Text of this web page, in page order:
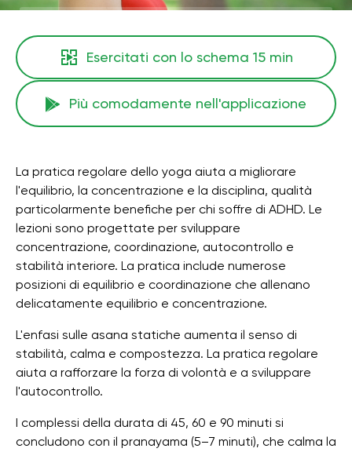
Esercitati con lo schema 15 min
Più comodamente nell'applicazione
La pratica regolare dello yoga aiuta a migliorare
l'equilibrio, la concentrazione e la disciplina, qualità
particolarmente benefiche per chi soffre di ADHD. Le
lezioni sono progettate per sviluppare
concentrazione, coordinazione, autocontrollo e
stabilità interiore. La pratica include numerose
posizioni di equilibrio e coordinazione che allenano
delicatamente equilibrio e concentrazione.
L'enfasi sulle asana statiche aumenta il senso di
stabilità, calma e compostezza. La pratica regolare
aiuta a rafforzare la forza di volontà e a sviluppare
l'autocontrollo.
I complessi della durata di 45, 60 e 90 minuti si
concludono con il pranayama (5–7 minuti), che calma la